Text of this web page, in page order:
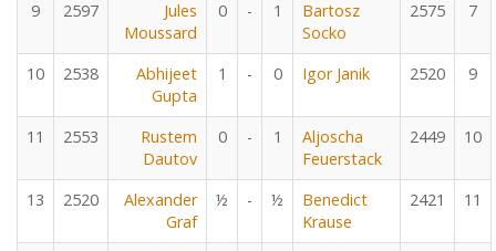
9 2597
Jules
Moussard
0 - 1
Bartosz
Socko
2575 7
10 2538
Abhijeet
Gupta
1 - 0 Igor Janik 2520 9
11 2553
Rustem
Dautov
0 - 1
Aljoscha
Feuerstack
2449 10
13 2520
Alexander
Graf
½ - ½
Benedict
Krause
2421 11